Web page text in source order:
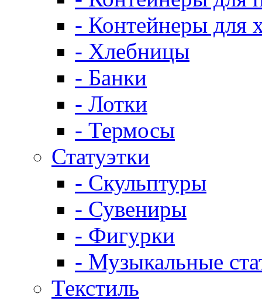
- Контейнеры для
- Хлебницы
- Банки
- Лотки
- Термосы
Статуэтки
- Скульптуры
- Сувениры
- Фигурки
- Музыкальные
Текстиль